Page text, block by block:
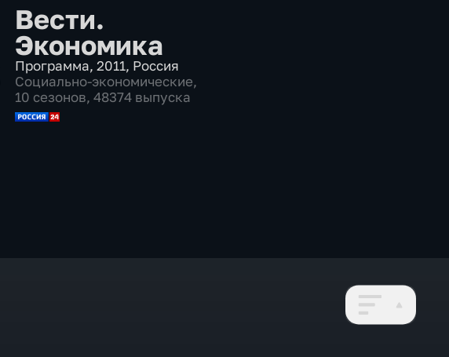
Вести.
Экономика
Программа, 2011, Россия
Социально-экономические,
10 сезонов, 48374 выпуска